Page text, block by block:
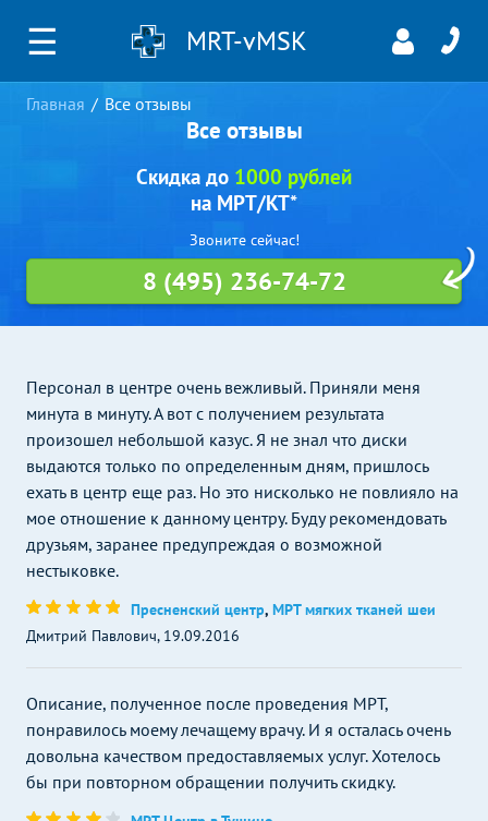
☰ MRT-vMSK
Главная Все отзывы
Все отзывы
Скидка до 1000 рублей
на МРТ/КТ*
Звоните сейчас!
8 (495) 236-74-72
Персонал в центре очень вежливый. Приняли меня
минута в минуту. А вот с получением результата
произошел небольшой казус. Я не знал что диски
выдаются только по определенным дням, пришлось
ехать в центр еще раз. Но это нисколько не повлияло на
мое отношение к данному центру. Буду рекомендовать
друзьям, заранее предупреждая о возможной
нестыковке.
Пресненский центр,МРТ мягких тканей шеи
Дмитрий Павлович, 19.09.2016
Описание, полученное после проведения МРТ,
понравилось моему лечащему врачу. И я осталась очень
довольна качеством предоставляемых услуг. Хотелось
бы при повторном обращении получить скидку.